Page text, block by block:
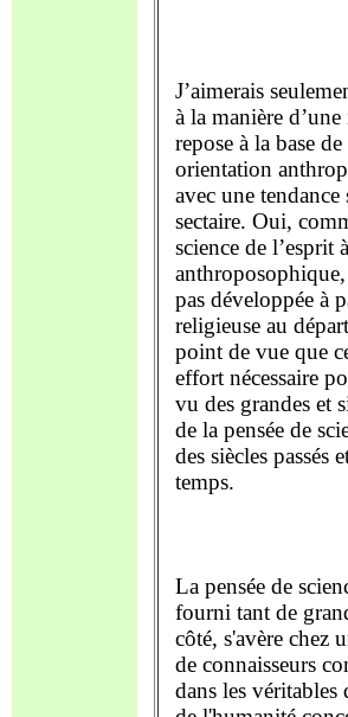
J’aimerais
à la manière
repose à la base
orientation
avec une
sectaire. Oui,
science de l’esprit
pas développée à
religieuse au
point de vue que
effort nécessaire
vu des grandes et
de la pensée de
des siècles passés
temps.
La pensée de
fourni tant de
côté, s'avère chez
de connaisseurs
dans les véritables